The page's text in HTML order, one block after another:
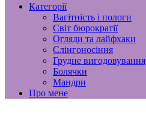
Категорії
Вагітність і пологи
Світ бюрократії
Огляди та лайфхаки
Слінгоносіння
Грудне вигодовування
Болячки
Мандри
Про мене